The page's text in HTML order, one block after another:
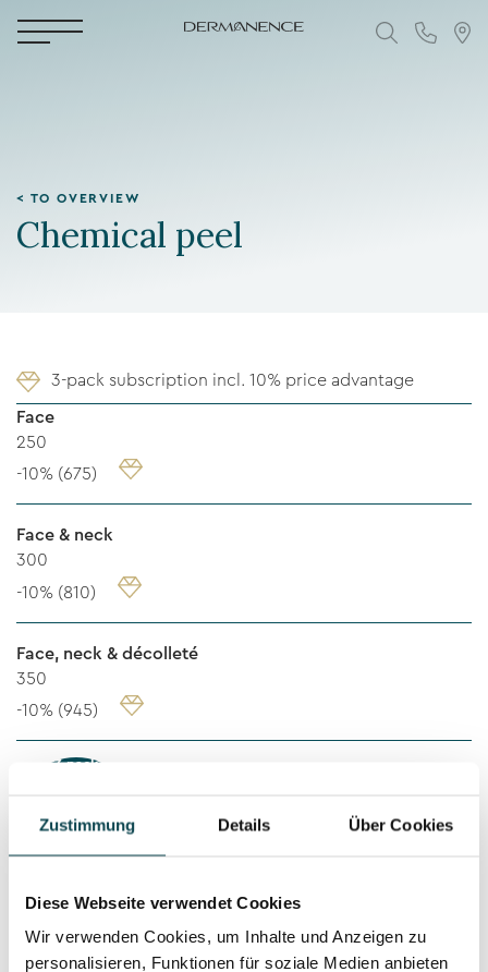
Zustimmung Details Über Cookies
Diese Webseite verwendet Cookies
Wir verwenden Cookies, um Inhalte und Anzeigen zu
personalisieren, Funktionen für soziale Medien anbieten
< TO OVERVIEW
Chemical peel
3-pack subscription incl. 10% price advantage
Face
250
-10% (675)
Face & neck
300
-10% (810)
Face, neck & décolleté
350
-10% (945)
3-pack
price
< TO OVERVIEW